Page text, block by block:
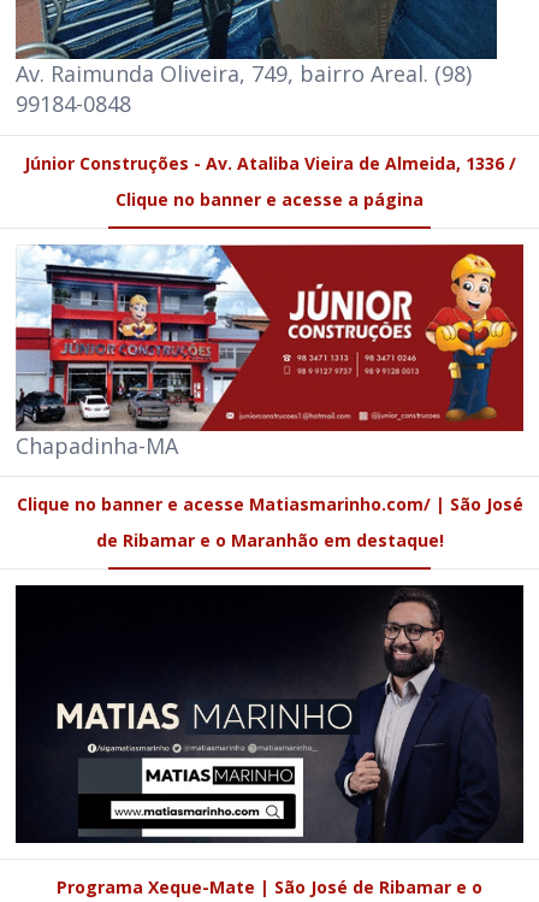
Av. Raimunda Oliveira, 749, bairro Areal. (98)
99184-0848
Júnior Construções - Av. Ataliba Vieira de Almeida, 1336 /
Clique no banner e acesse a página
Chapadinha-MA
Clique no banner e acesse Matiasmarinho.com/ | São José
de Ribamar e o Maranhão em destaque!
Programa Xeque-Mate | São José de Ribamar e o